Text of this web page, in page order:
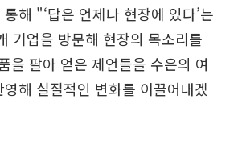
해 "‘답은 언제나 현장에 있다’는
기업을 방문해 현장의 목소리를
을 팔아 얻은 제언들을 수은의 여
해 실질적인 변화를 이끌어내겠